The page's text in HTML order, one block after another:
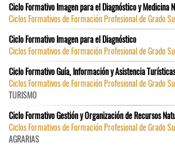
Ciclo Formativo Imagen para el Diagnóstico y Medicina
Ciclos Formativos de Formación Profesional de Grado
Ciclo Formativo Imagen para el Diagnóstico
Ciclos Formativos de Formación Profesional de Grado
Ciclo Formativo Guía, Información y Asistencia Turísticas
Ciclos Formativos de Formación Profesional de Grado
TURISMO
Ciclo Formativo Gestión y Organización de Recursos
Ciclos Formativos de Formación Profesional de Grado
AGRARIAS